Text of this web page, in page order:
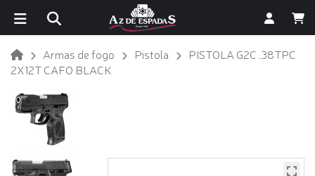
Armas de fogo Pistola
PISTOLA G2C .38TPC
2X12T CAFO BLACK